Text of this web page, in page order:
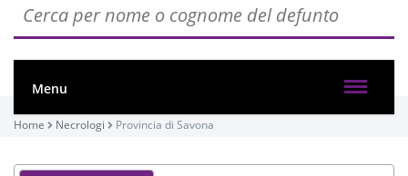
Menu
Home Necrologi Provincia di Savona